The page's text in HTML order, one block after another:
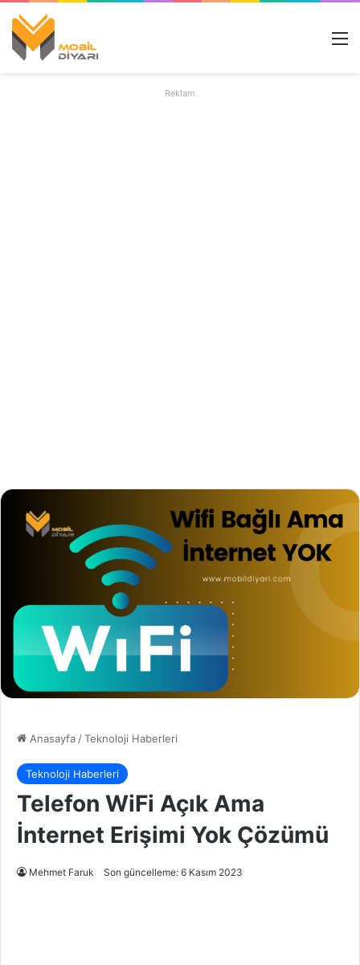
Reklam
Anasayfa/Teknoloji Haberleri
Teknoloji Haberleri
Telefon WiFi Açık Ama
İnternet Erişimi Yok Çözümü
Mehmet Faruk Son güncelleme: 6 Kasım 2023